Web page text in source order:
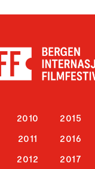
2010
2011
2012
2015
2016
2017